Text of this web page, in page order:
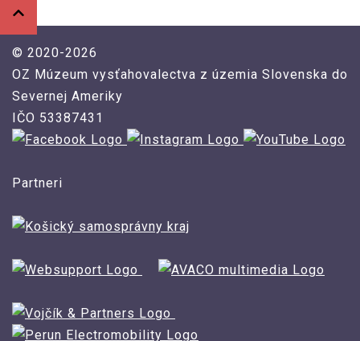
© 2020-2026
OZ Múzeum vysťahovalectva z územia Slovenska do
Severnej Ameriky
IČO 53387431
Partneri